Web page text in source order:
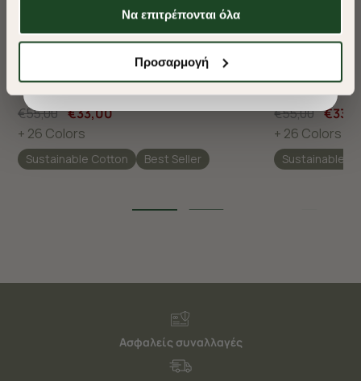
απαραίτητα για την ασφαλή απόδοση και
λειτουργικότητα της ιστοσελίδας μας. Ωστόσο, λάβετε
θα μπορούμε να συλλέξουμε πληροφορίες που θα
προσφέρουμε εξατομικευμένες υπηρεσίες και
διαφημίσεις. Για να προσαρμόσετε τις επιλογές σας ή
να ανακαλέσετε τη συγκατάθεσή σας επιλέξτε το
"Ρυθμίσεις Cookies " ανά πάσα στιγμή με ισχύ για το
Να επιτρέπονται όλα
Προσαρμογή
-40%
ΜΠΛΟΥΖΑ POLO PIQUE REGULAR FIT
€55,00 €33,00
+ 26 Colors
Sustainable Cotton Best Seller
-40%
€55,00
+ 26 Colors
Sustainable
Ασφαλείς συναλλαγές
Shop Now